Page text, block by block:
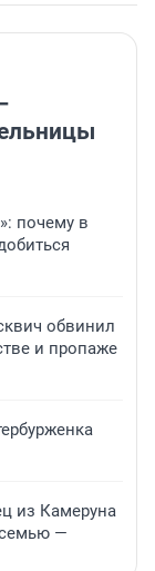
почему в
обвинил
и пропаже
из Камеруна
семью —